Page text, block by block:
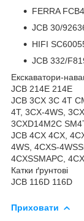
FERRA
JCB 30/
HIFI
JCB 332/
Екскаватори-
JCB 214E 214E
JCB 3CX 3C 4T
4T, 3CX-4WS,
3CXD14M2C
JCB 4CX 4CX,
4WS, 4CXS-
4CXSSMAPC,
Катки ґрунтові
JCB 116D 116D
Приховати